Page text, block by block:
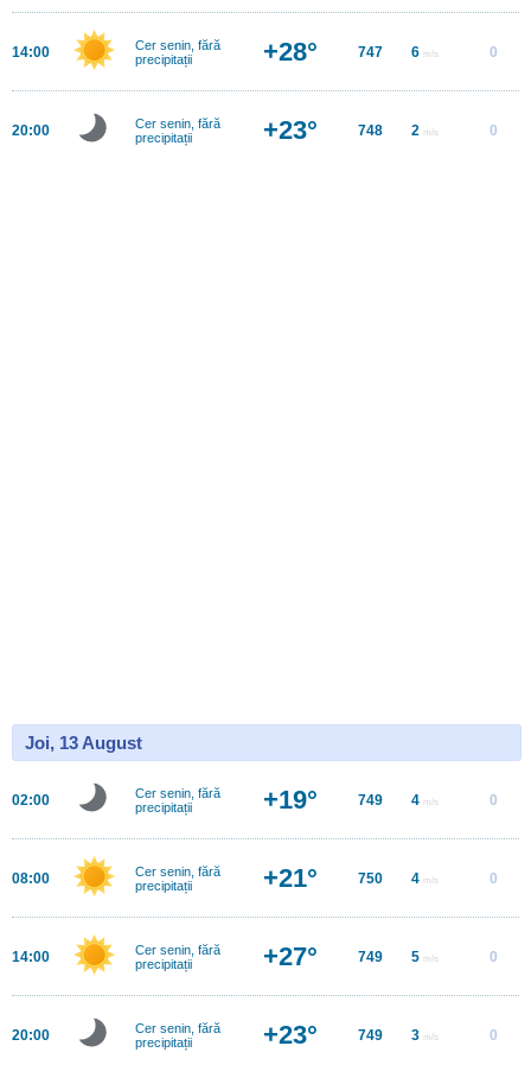
14:00
Cer senin, fără
precipitații
+28° 747 6 m/s 0
20:00
Cer senin, fără
precipitații
+23° 748 2 m/s 0
Joi, 13 August
02:00
Cer senin, fără
precipitații
+19° 749 4 m/s 0
08:00
Cer senin, fără
precipitații
+21° 750 4 m/s 0
14:00
Cer senin, fără
precipitații
+27° 749 5 m/s 0
20:00
Cer senin, fără
precipitații
+23° 749 3 m/s 0